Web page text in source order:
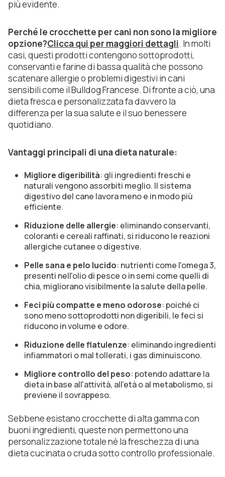
più evidente.
Perché le crocchette per cani non sono la migliore
opzione?Clicca qui per maggiori dettagli. In molti
casi, questi prodotti contengono sottoprodotti,
conservanti e farine di bassa qualità che possono
scatenare allergie o problemi digestivi in cani
sensibili come il Bulldog Francese. Di fronte a ciò, una
dieta fresca e personalizzata fa davvero la
differenza per la sua salute e il suo benessere
quotidiano.
Vantaggi principali di una dieta naturale:
Migliore digeribilità: gli ingredienti freschi e
naturali vengono assorbiti meglio. Il sistema
digestivo del cane lavora meno e in modo più
efficiente.
Riduzione delle allergie: eliminando conservanti,
coloranti e cereali raffinati, si riducono le reazioni
allergiche cutanee o digestive.
Pelle sana e pelo lucido: nutrienti come l'omega 3,
presenti nell'olio di pesce o in semi come quelli di
chia, migliorano visibilmente la salute della pelle.
Feci più compatte e meno odorose: poiché ci
sono meno sottoprodotti non digeribili, le feci si
riducono in volume e odore.
Riduzione delle flatulenze: eliminando ingredienti
infiammatori o mal tollerati, i gas diminuiscono.
Migliore controllo del peso: potendo adattare la
dieta in base all'attività, all'età o al metabolismo, si
previene il sovrappeso.
Sebbene esistano crocchette di alta gamma con
buoni ingredienti, queste non permettono una
personalizzazione totale né la freschezza di una
dieta cucinata o cruda sotto controllo professionale.